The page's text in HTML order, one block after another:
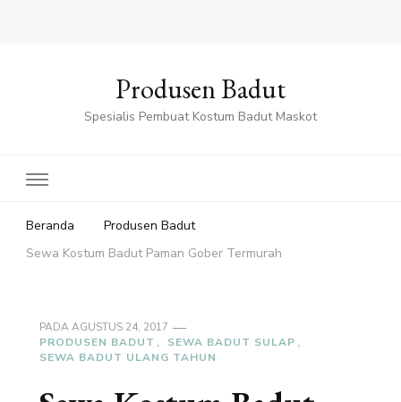
Produsen Badut
Spesialis Pembuat Kostum Badut Maskot
Beranda
Produsen Badut
Sewa Kostum Badut Paman Gober Termurah
PADAAGUSTUS 24, 2017
PRODUSEN BADUT
SEWA BADUT SULAP
SEWA BADUT ULANG TAHUN